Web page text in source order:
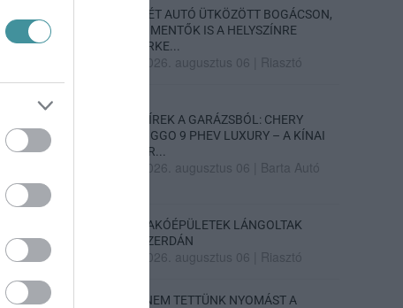
KÉT AUTÓ ÜTKÖZÖTT BOGÁCSON,
A MENTŐK IS A HELYSZÍNRE
ÉRKE...
2026. augusztus 06 Riasztó
HÍREK A GARÁZSBÓL: CHERY
TIGGO 9 PHEV LUXURY – A KÍNAI
PR...
2026. augusztus 06 Barta Autó
LAKÓÉPÜLETEK LÁNGOLTAK
SZERDÁN
2026. augusztus 06 Riasztó
„NEM TETTÜNK NYOMÁST A